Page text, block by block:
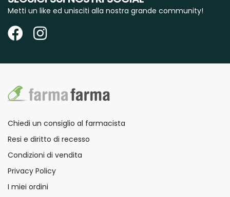
Metti un like ed unisciti alla nostra grande community!
Chiedi un consiglio al farmacista
Resi e diritto di recesso
Condizioni di vendita
Privacy Policy
I miei ordini